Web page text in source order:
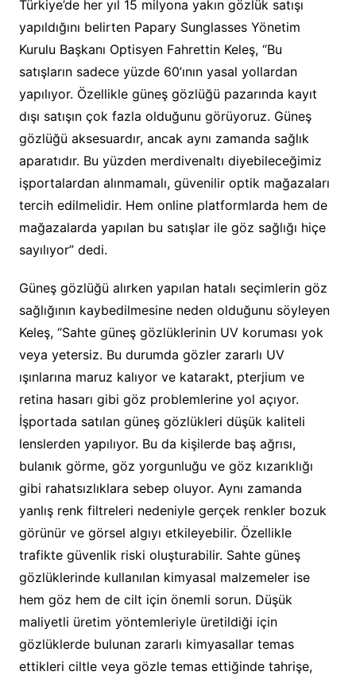
Türkiye’de her yıl 15 milyona yakın gözlük satışı
yapıldığını belirten Papary Sunglasses Yönetim
Kurulu Başkanı Optisyen Fahrettin Keleş, “Bu
satışların sadece yüzde 60’ının yasal yollardan
yapılıyor. Özellikle güneş gözlüğü pazarında kayıt
dışı satışın çok fazla olduğunu görüyoruz. Güneş
gözlüğü aksesuardır, ancak aynı zamanda sağlık
aparatıdır. Bu yüzden merdivenaltı diyebileceğimiz
işportalardan alınmamalı, güvenilir optik mağazaları
tercih edilmelidir. Hem online platformlarda hem de
mağazalarda yapılan bu satışlar ile göz sağlığı hiçe
sayılıyor” dedi.
Güneş gözlüğü alırken yapılan hatalı seçimlerin göz
sağlığının kaybedilmesine neden olduğunu söyleyen
Keleş, “Sahte güneş gözlüklerinin UV koruması yok
veya yetersiz. Bu durumda gözler zararlı UV
ışınlarına maruz kalıyor ve katarakt, pterjium ve
retina hasarı gibi göz problemlerine yol açıyor.
İşportada satılan güneş gözlükleri düşük kaliteli
lenslerden yapılıyor. Bu da kişilerde baş ağrısı,
bulanık görme, göz yorgunluğu ve göz kızarıklığı
gibi rahatsızlıklara sebep oluyor. Aynı zamanda
yanlış renk filtreleri nedeniyle gerçek renkler bozuk
görünür ve görsel algıyı etkileyebilir. Özellikle
trafikte güvenlik riski oluşturabilir. Sahte güneş
gözlüklerinde kullanılan kimyasal malzemeler ise
hem göz hem de cilt için önemli sorun. Düşük
maliyetli üretim yöntemleriyle üretildiği için
gözlüklerde bulunan zararlı kimyasallar temas
ettikleri ciltle veya gözle temas ettiğinde tahrişe,